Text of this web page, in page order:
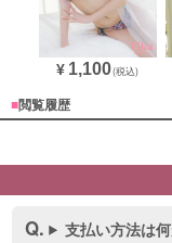
¥ 1,100(税込)
■閲覧履歴
支払い方法は